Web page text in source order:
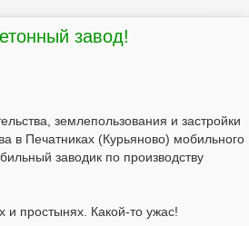
завод!
землепользования и застройки
в Печатниках (Курьяново) мобильного
заводик по производству
и простынях. Какой-то ужас!